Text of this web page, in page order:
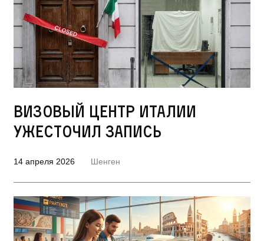
Визовый центр Италии
ужесточил запись
14 апреля 2026 Шенген